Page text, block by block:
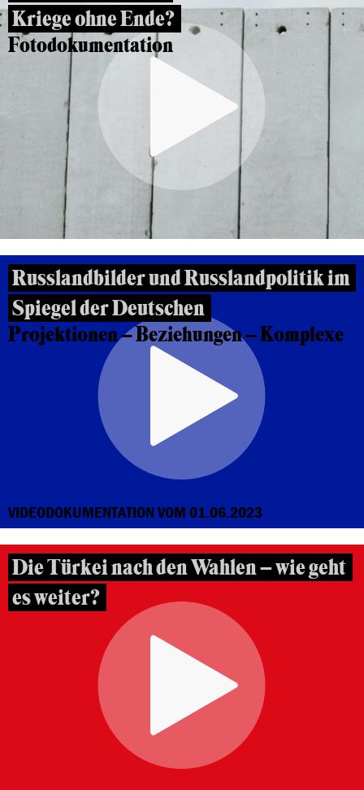
Kriege ohne Ende?
Fotodokumentation
Russlandbilder und Russlandpolitik im
Spiegel der Deutschen
Projektionen – Beziehungen – Komplexe
VIDEODOKUMENTATION VOM 01.06.2023
Die Türkei nach den Wahlen – wie geht
es weiter?